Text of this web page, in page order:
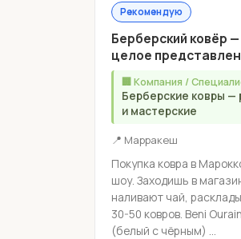
Рекомендую
Берберский ковёр —
целое
🏢 Компания /
Берберские ковры —
и мастерские
📍 Марракеш
Покупка ковра в
шоу. Заходишь в
наливают чай,
30-50 ковров. Beni Ourain
(белый с чёрным) ...